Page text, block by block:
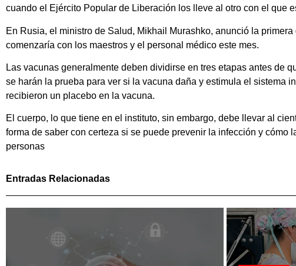
cuando el Ejército Popular de Liberación los lleve al otro con el que
En Rusia, el ministro de Salud, Mikhail Murashko, anunció la
comenzaría con los maestros y el personal médico este mes.
Las vacunas generalmente deben dividirse en tres etapas antes de
se harán la prueba para ver si la vacuna daña y estimula el sistema
recibieron un placebo en la vacuna.
El cuerpo, lo que tiene en el instituto, sin embargo, debe llevar al
forma de saber con certeza si se puede prevenir la infección y
personas
Entradas Relacionadas